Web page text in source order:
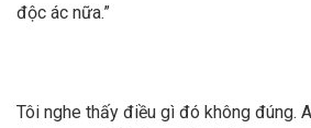
độc ác nữa.”
Tôi nghe thấy điều gì đó không đúng.